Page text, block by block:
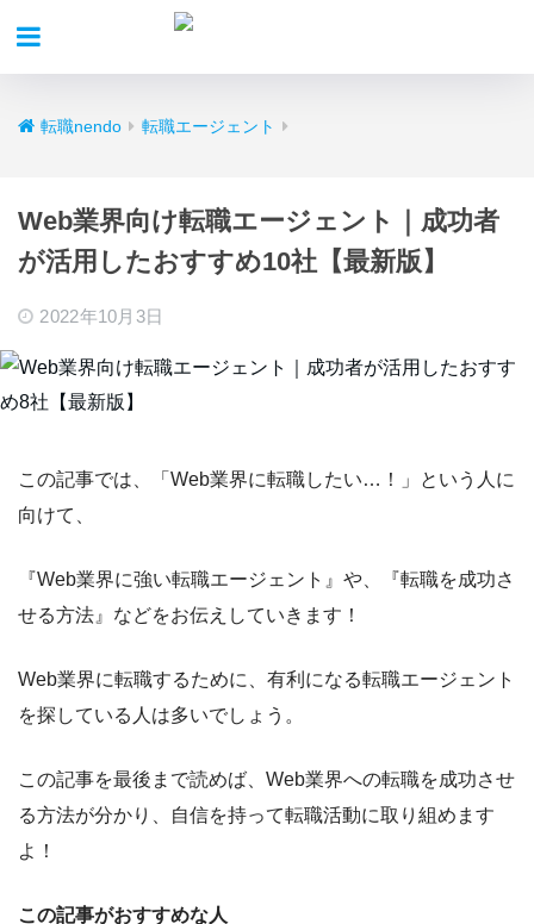
転職nendo 転職エージェント
Web業界向け転職エージェント｜成功者
が活用したおすすめ10社【最新版】
2022年10月3日
この記事では、 「Web業界に転職したい…！」
という人に
向けて、
『Web業界に強い転職エージェント』や、『転職を成功さ
せる方法』 などをお伝えしていきます！
Web業界に転職するために、有利になる転職エージェント
を探している人は多いでしょう。
この記事を最後まで読めば、Web業界への転職を成功させ
る方法が分かり、
自信を持って転職活動に取り組めます
よ！
この記事がおすすめな人